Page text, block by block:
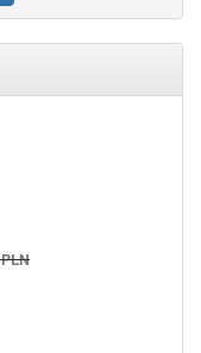
PLN